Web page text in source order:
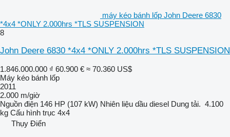
máy kéo bánh lốp John Deere 6830
*4x4 *ONLY 2.000hrs *TLS SUSPENSION
8
John Deere 6830 *4x4 *ONLY 2.000hrs *TLS SUSPENSION
1.846.000.000 ₫ 60.900 € ≈ 70.360 US$
Máy kéo bánh lốp
2011
2.000 m/giờ
Nguồn điện 146 HP (107 kW) Nhiên liệu dầu diesel Dung tải. 4.100
kg Cấu hình trục 4x4
Thụy Điển